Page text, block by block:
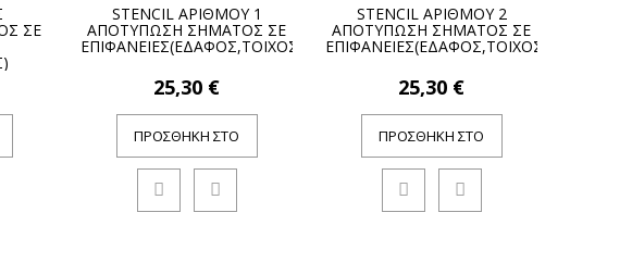
ΣΕ
STENCIL ΑΡΙΘΜΟΥ 1
ΑΠΟΤΥΠΩΣΗ ΣΗΜΑΤΟΣ ΣΕ
ΕΠΙΦΑΝΕΙΕΣ(ΕΔΑΦΟΣ,ΤΟΙΧΟΣ)
25,30 €
ΠΡΟΣΘΉΚΗ ΣΤΟ
STENCIL ΑΡΙΘΜΟΥ 2
ΑΠΟΤΥΠΩΣΗ ΣΗΜΑΤΟΣ ΣΕ
ΕΠΙΦΑΝΕΙΕΣ(ΕΔΑΦΟΣ,ΤΟΙΧΟΣ)
25,30 €
ΠΡΟΣΘΉΚΗ ΣΤΟ